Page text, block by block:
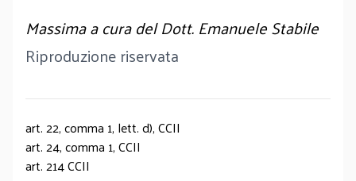
Massima a cura del Dott. Emanuele Stabile
Riproduzione riservata
art. 22, comma 1, lett. d), CCII
art. 24, comma 1, CCII
art. 214 CCII